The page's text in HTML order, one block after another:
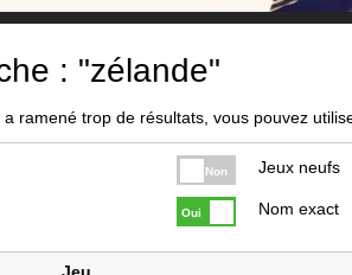
: "zélande"
ramené trop de résultats, vous pouvez
Non Jeux neufs
Oui Nom exact
Jeu